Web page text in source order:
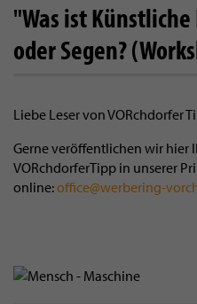
"Was ist
oder Segen?
Liebe Leser von VORchdorfer
Gerne veröffentlichen wir hier
VORchdorferTipp in unserer
online:office@werbering-